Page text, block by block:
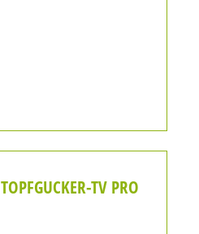
TOPFGUCKER-TV PRO